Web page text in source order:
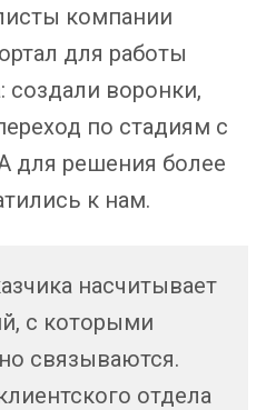
компании
для работы
создали воронки,
по стадиям с
для решения более
к нам.
насчитывает
с которыми
связываются.
отдела